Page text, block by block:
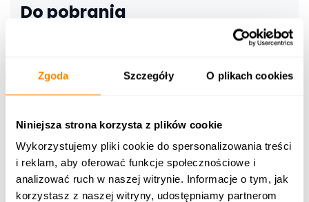
Zgoda Szczegóły O plikach cookies
Niniejsza strona korzysta z plików cookie
Wykorzystujemy pliki cookie do spersonalizowania treści
i reklam, aby oferować funkcje społecznościowe i
analizować ruch w naszej witrynie. Informacje o tym, jak
korzystasz z naszej witryny, udostępniamy partnerom
Do pobrania
WYCOFANE Z PRODUKCJI
Instrukcje [0]
Karty produktu [0]